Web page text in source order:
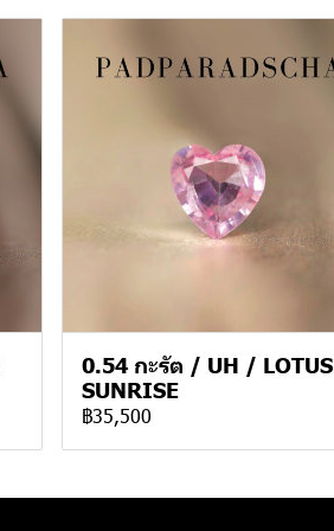
0.54 กะรัต / UH / LOTUS
SUNRISE
฿35,500